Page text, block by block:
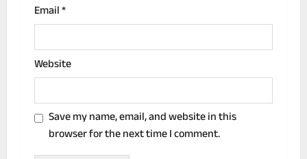
Email*
Website
Save my name, email, and website in this
browser for the next time I comment.